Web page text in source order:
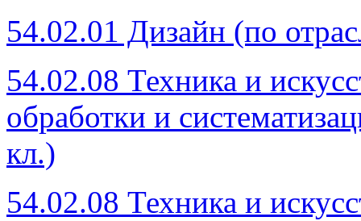
54.02.01 Дизайн (по
54.02.08 Техника и
обработки и
кл.)
54.02.08 Техника и